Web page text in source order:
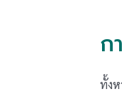
ก
ทั้งห